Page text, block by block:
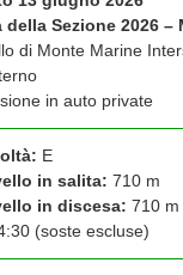
della Sezione 2026 –
di Monte Marine
in auto private
E
in salita: 710 m
in discesa: 710 m
(soste escluse)